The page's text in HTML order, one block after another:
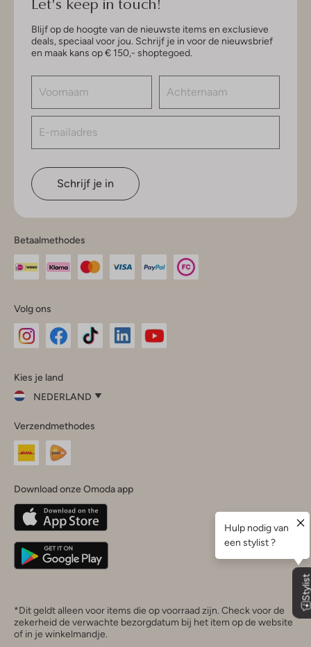
Blijf op de hoogte van de nieuwste items en exclusieve
deals, speciaal voor jou. Schrijf je in voor de nieuwsbrief
en maak kans op € 150,- shoptegoed.
Schrijf je in
Betaalmethodes
Volg ons
InstagramFacebook
Kies je land
NEDERLAND
je
land
Nederland
Belgique(Français)
Deutschland
Verzendmethodes
Download onze Omoda app
*Dit geldt alleen voor items die op voorraad zijn. Check voor de
zekerheid de verwachte bezorgdatum bij het item op de website
of in je winkelmandje.